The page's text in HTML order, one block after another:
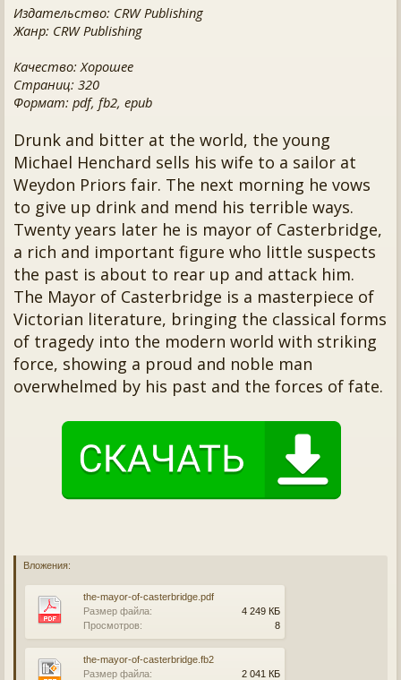
Издательство: CRW Publishing
Жанр: CRW Publishing
Качество: Хорошее
Страниц: 320
Формат: pdf, fb2, epub
Drunk and bitter at the world, the young
Michael Henchard sells his wife to a sailor at
Weydon Priors fair. The next morning he vows
to give up drink and mend his terrible ways.
Twenty years later he is mayor of Casterbridge,
a rich and important figure who little suspects
the past is about to rear up and attack him.
The Mayor of Casterbridge is a masterpiece of
Victorian literature, bringing the classical forms
of tragedy into the modern world with striking
force, showing a proud and noble man
overwhelmed by his past and the forces of fate.
Вложения:
the-mayor-of-casterbridge.pdf
Размер файла:
4 249 КБ
Просмотров:
8
the-mayor-of-casterbridge.fb2
Размер файла:
2 041 КБ